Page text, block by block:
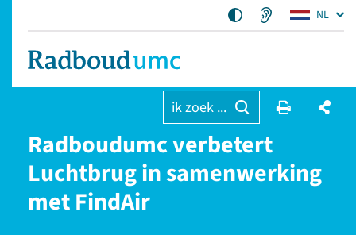
NL
ik zoek ...
Radboudumc verbetert
Luchtbrug in samenwerking
met FindAir